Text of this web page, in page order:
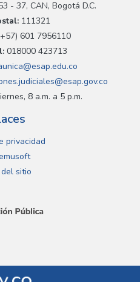
- 37, CAN, Bogotá D.C.
111321
601 7956110
018000 423713
8 a.m. a 5 p.m.
privacidad
sitio